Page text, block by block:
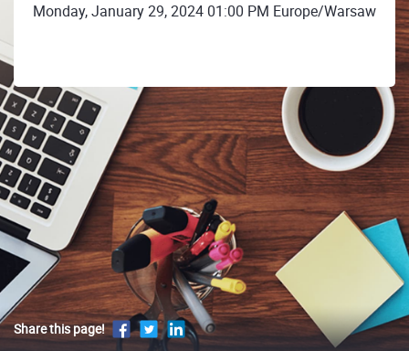
Monday, January 29, 2024 01:00 PM Europe/Warsaw
Share this page!